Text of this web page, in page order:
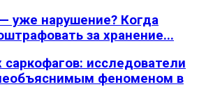
уже нарушение? Когда
за хранение...
исследователи
феноменом в